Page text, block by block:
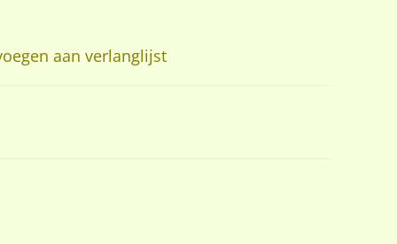
aan verlanglijst